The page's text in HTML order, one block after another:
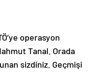
operasyon
Tanal. Orada
sizdiniz. Geçmişi